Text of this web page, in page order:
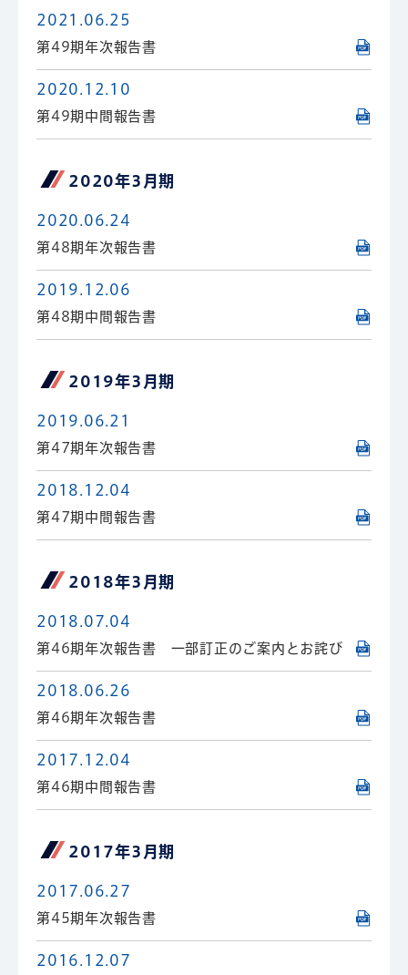
2021.06.25
第49期年次報告書
2020.12.10
第49期中間報告書
2020年3月期
2020.06.24
第48期年次報告書
2019.12.06
第48期中間報告書
2019年3月期
2019.06.21
第47期年次報告書
2018.12.04
第47期中間報告書
2018年3月期
2018.07.04
第46期年次報告書 一部訂正のご案内とお詫び
2018.06.26
第46期年次報告書
2017.12.04
第46期中間報告書
2017年3月期
2017.06.27
第45期年次報告書
2016.12.07